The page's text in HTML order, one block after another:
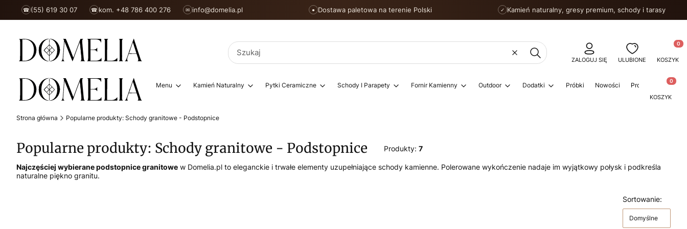
☎ (55) 619 30 07 ☎ kom. +48 786 400 276 ✉ info@domelia.pl ● Dostawa paletowa na terenie Polski ✓ Kamień naturalny, gresy premium, schody i tarasy
WyczyśćSzukaj
ZALOGUJ SIĘ ULUBIONE KOSZYK
Menu Kamień Naturalny Pytki Ceramiczne Schody I Parapety Fornir Kamienny Outdoor Dodatki Próbki Nowości PromocjeProdukty
KOSZYK
Strona główna Popularne produkty: Schody granitowe - Podstopnice
Popularne produkty: Schody granitowe - Podstopnice Produkty: 7
Najczęściej wybierane podstopnice granitowe w Domelia.pl to eleganckie i trwałe elementy uzupełniające schody kamienne. Polerowane wykończenie nadaje im wyjątkowy połysk i podkreśla
naturalne piękno granitu.
Sortowanie:
Domyślne